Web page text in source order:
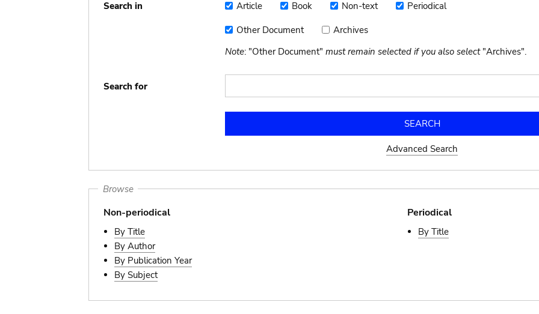
Search in Article
Article Book
Book
Non-
text
Non-text Periodical
Periodical
Other
Document
Other Document Archives
Archives
Note: "Other Document" must remain selected if you also select"Archives".
Search for
Advanced Search
Browse
Non-periodical
By Title
By Author
By Publication Year
By Subject
Periodical
By Title